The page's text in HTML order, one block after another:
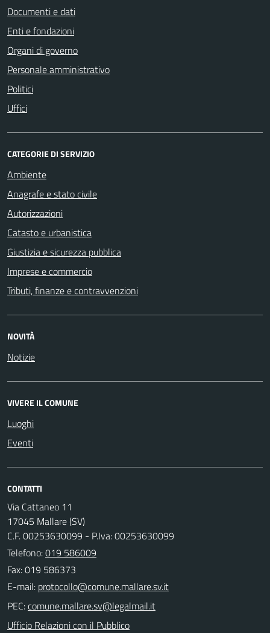
Documenti e dati
Enti e fondazioni
Organi di governo
Personale amministrativo
Politici
Uffici
CATEGORIE DI SERVIZIO
Ambiente
Anagrafe e stato civile
Autorizzazioni
Catasto e urbanistica
Giustizia e sicurezza pubblica
Imprese e commercio
Tributi, finanze e contravvenzioni
NOVITÀ
Notizie
VIVERE IL COMUNE
Luoghi
Eventi
CONTATTI
Via Cattaneo 11
17045 Mallare (SV)
C.F. 00253630099 - P.Iva: 00253630099
Telefono:019 586009
Fax: 019 586373
E-mail:
PEC:
Ufficio Relazioni con il Pubblico